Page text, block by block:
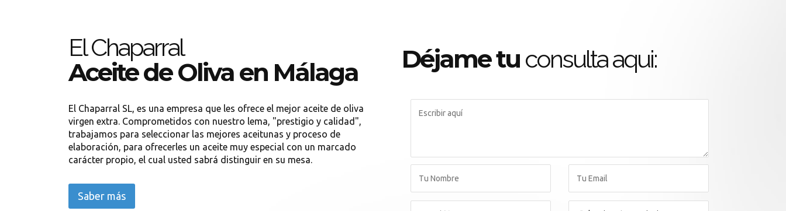
El Chaparral
Aceite de Oliva en Málaga
El Chaparral SL, es una empresa que les ofrece el mejor aceite de oliva
virgen extra. Comprometidos con nuestro lema, "prestigio y calidad",
trabajamos para seleccionar las mejores aceitunas y proceso de
elaboración, para ofrecerles un aceite muy especial con un marcado
carácter propio, el cual usted sabrá distinguir en su mesa.
Saber más
Déjame tu consulta aqui: